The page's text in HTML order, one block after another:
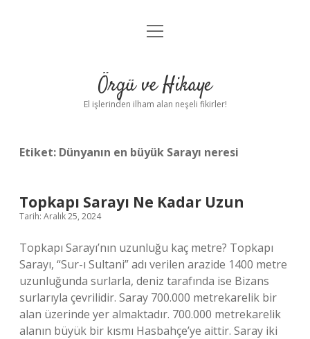
Anasayfa
Yasal Uyarı
menüyü
Örgü ve Hikaye
El işlerinden ilham alan neşeli fikirler!
Etiket: Dünyanın en büyük Sarayı neresi
Topkapı Sarayı Ne Kadar Uzun
Tarih: Aralık 25, 2024
Topkapı Sarayı’nın uzunluğu kaç metre? Topkapı
Sarayı, “Sur-ı Sultani” adı verilen arazide 1400 metre
uzunluğunda surlarla, deniz tarafında ise Bizans
surlarıyla çevrilidir. Saray 700.000 metrekarelik bir
alan üzerinde yer almaktadır. 700.000 metrekarelik
alanın büyük bir kısmı Hasbahçe’ye aittir. Saray iki